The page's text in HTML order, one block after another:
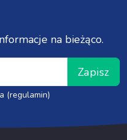
na bieżąco.
Zapisz
(regulamin)